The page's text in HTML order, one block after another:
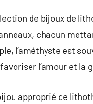
de bijoux de
chacun
l’améthyste est
l’amour et la
approprié de